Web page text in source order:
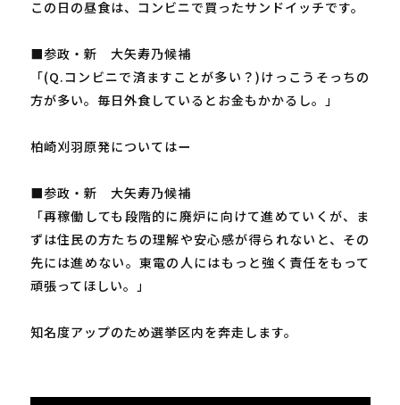
この日の昼食は、コンビニで買ったサンドイッチです。
■参政・新 大矢寿乃候補
「(Q.コンビニで済ますことが多い？)けっこうそっちの
方が多い。毎日外食しているとお金もかかるし。」
柏崎刈羽原発についてはー
■参政・新 大矢寿乃候補
「再稼働しても段階的に廃炉に向けて進めていくが、ま
ずは住民の方たちの理解や安心感が得られないと、その
先には進めない。東電の人にはもっと強く責任をもって
頑張ってほしい。」
知名度アップのため選挙区内を奔走します。